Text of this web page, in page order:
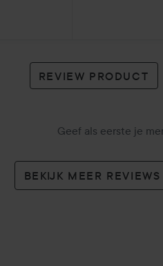
reviews
REVIEW PRODUCT
Geef als eerste je
BEKIJK MEER